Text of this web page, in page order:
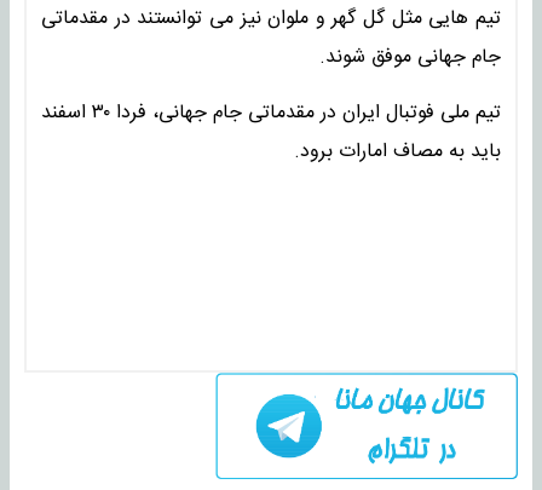
تیم هایی مثل گل گهر و ملوان نیز می توانستند در مقدماتی
جام جهانی موفق شوند.
تیم ملی فوتبال ایران در مقدماتی جام جهانی، فردا ۳۰ اسفند
باید به مصاف امارات برود.